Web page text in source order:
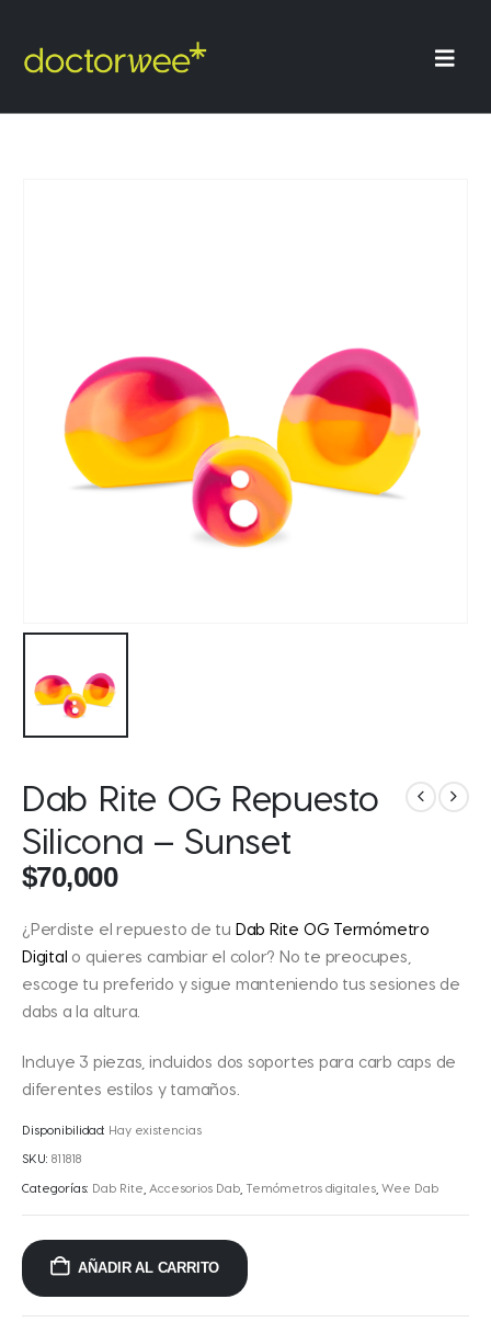
Dab Rite OG Repuesto
Silicona – Sunset
$70,000
¿Perdiste el repuesto de tu Dab Rite OG Termómetro
Digital o quieres cambiar el color? No te preocupes,
escoge tu preferido y sigue manteniendo tus sesiones de
dabs a la altura.
Incluye 3 piezas, incluidos dos soportes para carb caps de
diferentes estilos y tamaños.
Disponibilidad: Hay existencias
SKU: 811818
Categorías: Dab Rite Accesorios Dab Temómetros digitales Wee Dab
AÑADIR AL CARRITO